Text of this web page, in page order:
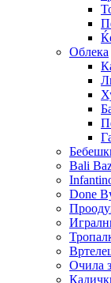
Облека
Bali
Done
Очила